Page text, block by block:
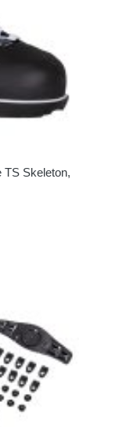
TS Skeleton,